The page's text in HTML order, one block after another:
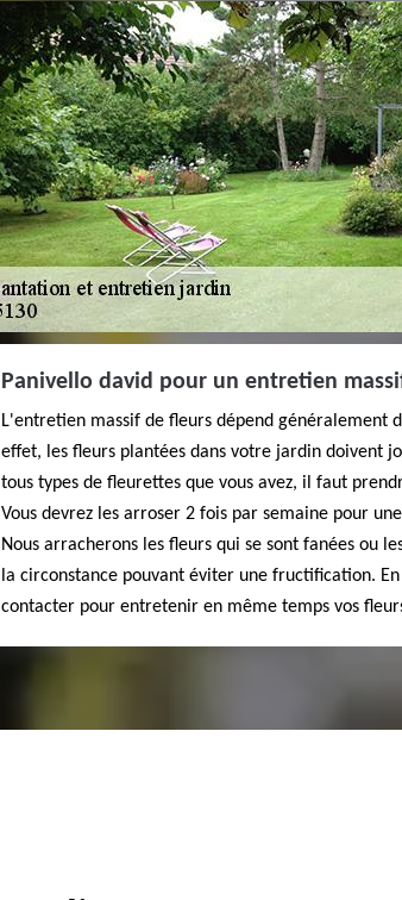
Panivello david pour un entretien
L'entretien massif de fleurs dépend généralement
effet, les fleurs plantées dans votre jardin doivent
tous types de fleurettes que vous avez, il faut
Vous devrez les arroser 2 fois par semaine pour
Nous arracherons les fleurs qui se sont fanées ou
la circonstance pouvant éviter une fructification.
contacter pour entretenir en même temps vos